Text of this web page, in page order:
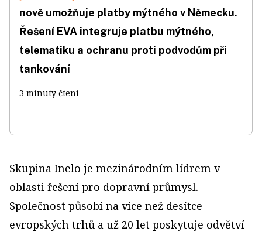
nově umožňuje platby mýtného v Německu.
Řešení EVA integruje platbu mýtného,
telematiku a ochranu proti podvodům při
tankování
3 minuty čtení
Skupina Inelo je mezinárodním lídrem v
oblasti řešení pro dopravní průmysl.
Společnost působí na více než desítce
evropských trhů a už 20 let poskytuje odvětví